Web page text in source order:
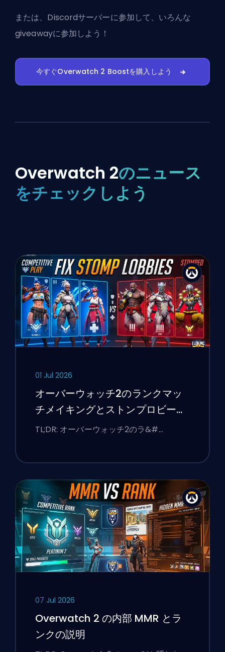
または、 Discordサーバーに参加して、いろんな
giveawayに参加しよう！
今すぐOverwatch 2 Boostを購入しよう
Overwatch 2のニュース
をチェックしよう
01 Jul 2026
オーバーウォッチ2のランクマッ
チメイキングとストンプロビーを
修正する方法
TL;DR: オーバーウォッチ2のラ&#…
07 Jul 2026
Overwatch 2 の内部 MMR とラ
ンクの説明